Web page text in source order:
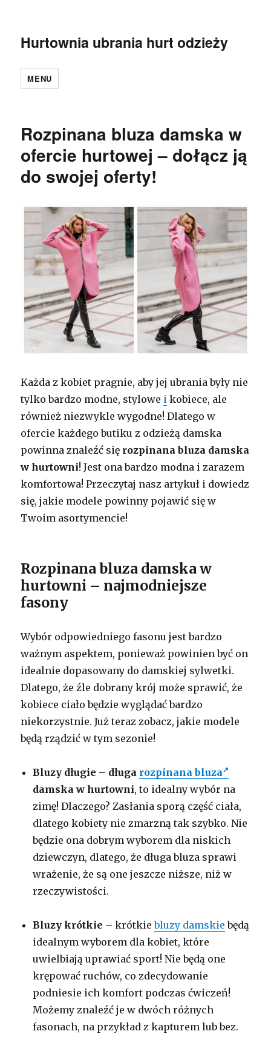
Hurtownia ubrania hurt odzieży
MENU
Rozpinana bluza damska w
ofercie hurtowej – dołącz ją
do swojej oferty!
Każda z kobiet pragnie, aby jej ubrania były nie
tylko bardzo modne, stylowe i kobiece, ale
również niezwykle wygodne! Dlatego w
ofercie każdego butiku z odzieżą damska
powinna znaleźć się rozpinana bluza damska
w hurtowni! Jest ona bardzo modna i zarazem
komfortowa! Przeczytaj nasz artykuł i dowiedz
się, jakie modele powinny pojawić się w
Twoim asortymencie!
Rozpinana bluza damska w
hurtowni – najmodniejsze
fasony
Wybór odpowiedniego fasonu jest bardzo
ważnym aspektem, ponieważ powinien być on
idealnie dopasowany do damskiej sylwetki.
Dlatego, że źle dobrany krój może sprawić, że
kobiece ciało będzie wyglądać bardzo
niekorzystnie. Już teraz zobacz, jakie modele
będą rządzić w tym sezonie!
Bluzy długie – długa rozpinana bluza
damska w hurtowni, to idealny wybór na
zimę! Dlaczego? Zasłania sporą część ciała,
dlatego kobiety nie zmarzną tak szybko. Nie
będzie ona dobrym wyborem dla niskich
dziewczyn, dlatego, że długa bluza sprawi
wrażenie, że są one jeszcze niższe, niż w
rzeczywistości.
Bluzy krótkie – krótkiebluzy damskie będą
idealnym wyborem dla kobiet, które
uwielbiają uprawiać sport! Nie będą one
krępować ruchów, co zdecydowanie
podniesie ich komfort podczas ćwiczeń!
Możemy znaleźć je w dwóch różnych
fasonach, na przykład z kapturem lub bez.